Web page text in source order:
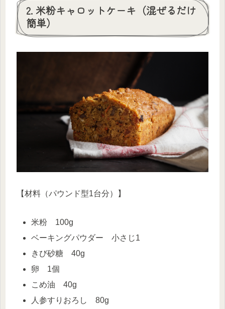
2. 米粉キャロットケーキ（混ぜるだけ
簡単）
【材料（パウンド型1台分）】
米粉 100g
ベーキングパウダー 小さじ1
きび砂糖 40g
卵 1個
こめ油 40g
人参すりおろし 80g